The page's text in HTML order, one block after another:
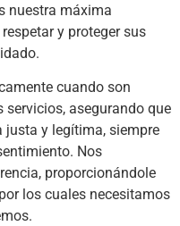
nuestra máxima
y proteger sus
cuando son
servicios, asegurando que
justa y legítima, siempre
Nos
proporcionándole
los cuales necesitamos